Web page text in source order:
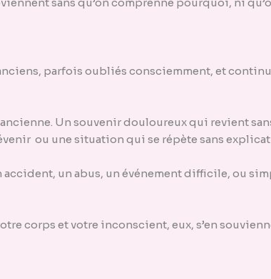
parfois oubliés consciemment, et
Un souvenir douloureux qui revient
ou une situation qui se répète sans
un abus, un événement difficile, ou
corps et votre inconscient, eux, s’en